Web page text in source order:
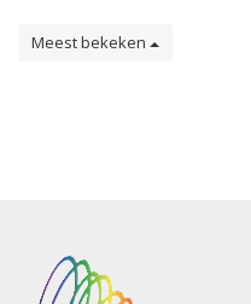
Meest bekeken